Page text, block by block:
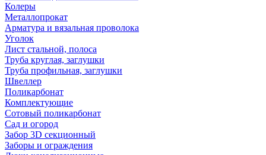
Колеры
Металлопрокат
Арматура и вязальная проволока
Уголок
Лист стальной, полоса
Труба круглая, заглушки
Труба профильная, заглушки
Швеллер
Поликарбонат
Комплектующие
Сотовый поликарбонат
Сад и огород
Забор 3D секционный
Заборы и ограждения